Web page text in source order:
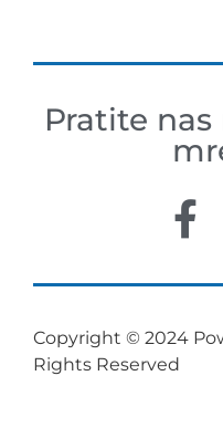
Pratite
Copyright © 2024
Rights Reserved